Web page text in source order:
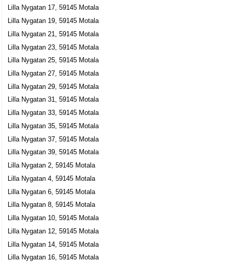
Lilla Nygatan 17, 59145 Motala
Lilla Nygatan 19, 59145 Motala
Lilla Nygatan 21, 59145 Motala
Lilla Nygatan 23, 59145 Motala
Lilla Nygatan 25, 59145 Motala
Lilla Nygatan 27, 59145 Motala
Lilla Nygatan 29, 59145 Motala
Lilla Nygatan 31, 59145 Motala
Lilla Nygatan 33, 59145 Motala
Lilla Nygatan 35, 59145 Motala
Lilla Nygatan 37, 59145 Motala
Lilla Nygatan 39, 59145 Motala
Lilla Nygatan 2, 59145 Motala
Lilla Nygatan 4, 59145 Motala
Lilla Nygatan 6, 59145 Motala
Lilla Nygatan 8, 59145 Motala
Lilla Nygatan 10, 59145 Motala
Lilla Nygatan 12, 59145 Motala
Lilla Nygatan 14, 59145 Motala
Lilla Nygatan 16, 59145 Motala